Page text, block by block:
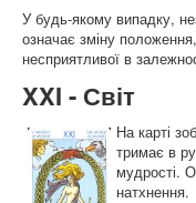
У будь-якому випадку,
означає зміну
несприятливої ​​в
XXI - Світ
На карті
тримає в
мудрості.
натхнення.